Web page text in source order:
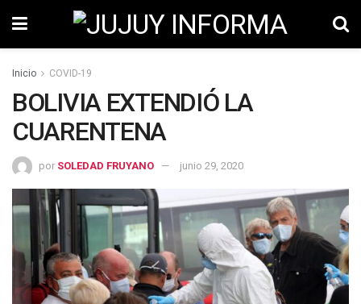
Inicio COVID-19
BOLIVIA EXTENDIÓ LA
CUARENTENA
por SOLEDAD FRUYANO junio 29, 2020